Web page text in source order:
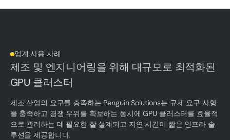
업계 사용 사례
제조 및 엔지니어링을 위해 대규모로 최적화된
GPU 클러스터
제조 산업의 요구를 충족하는 Penguin Solutions는 규제 요구 사항
을 충족하고 경쟁 우위를 확보하는 동시에 GPU 클러스터를 효율적
으로 관리하는 데 필요한 잘 설계되고 지연 시간이 짧은 인프라 솔
루션을 제공합니다.